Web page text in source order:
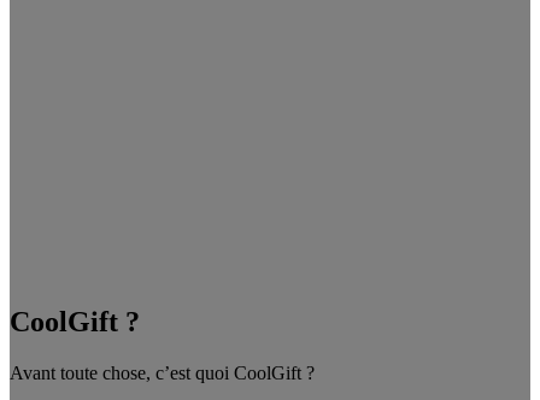
CoolGift ?
Avant toute chose, c’est quoi CoolGift ?